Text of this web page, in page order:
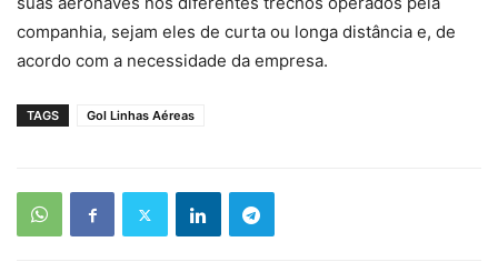
companhia, sejam eles de curta ou longa distância e, de
acordo com a necessidade da empresa.
TAGS Gol Linhas Aéreas